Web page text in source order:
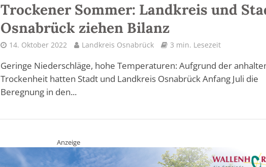
Trockener Sommer: Landkreis und
Osnabrück ziehen Bilanz
14. Oktober 2022 Landkreis Osnabrück 3 min. Lesezeit
Geringe Niederschläge, hohe Temperaturen: Aufgrund der
Trockenheit hatten Stadt und Landkreis Osnabrück Anfang Juli die
Beregnung in den...
Anzeige